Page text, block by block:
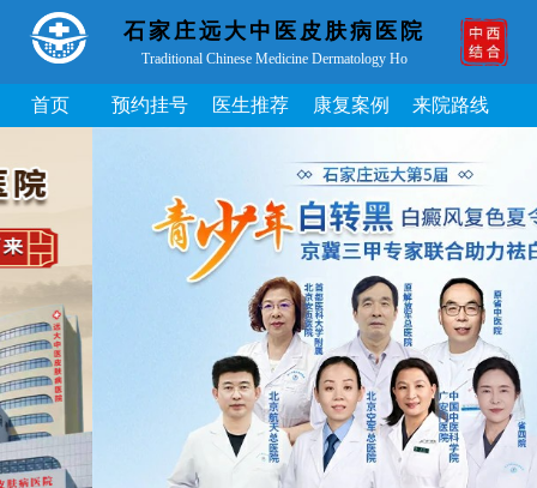
石家庄远大中医皮肤病医院
Traditional Chinese Medicine Dermatology Ho
首页 预约挂号 医生推荐 康复案例 来院路线